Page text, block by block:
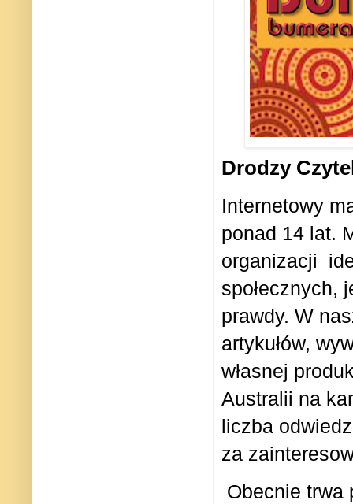
Drodzy
Internetowy
ponad 14 lat.
organizacji
społecznych,
prawdy. W
artykułów,
własnej
Australii na
liczba
za
Obecnie trwa